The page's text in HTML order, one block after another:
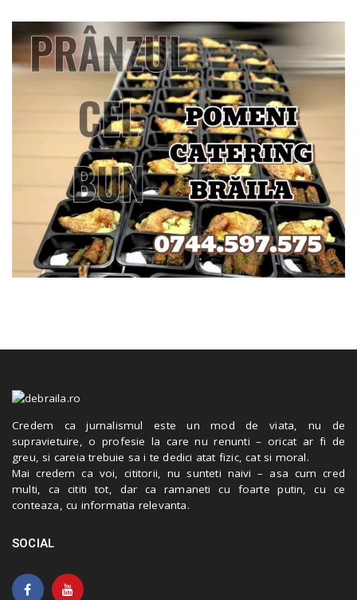
Credem ca jurnalismul este un mod de viata, nu de
supravietuire, o profesie la care nu renunti – oricat ar fi de
greu, si careia trebuie sa i te dedici atat fizic, cat si moral.
Mai credem ca voi, cititorii, nu sunteti naivi – asa cum cred
multi, ca cititi tot, dar ca ramaneti cu foarte putin, cu ce
conteaza, cu informatia relevanta.
SOCIAL